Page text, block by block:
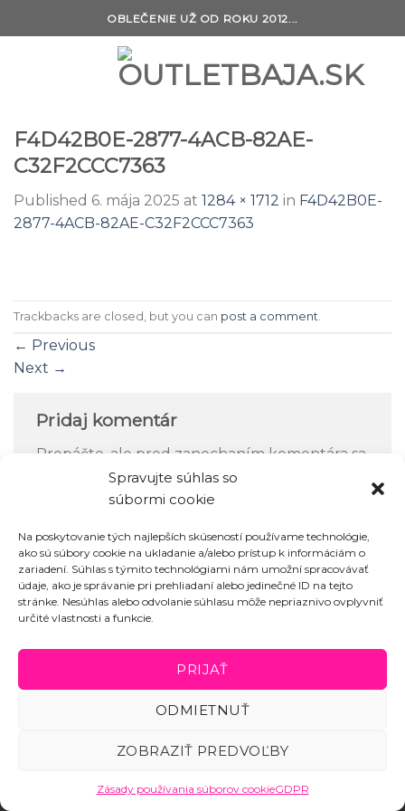
Spravujte súhlas so
súbormi cookie
Na poskytovanie tých najlepších skúseností používame technológie,
ako sú súbory cookie na ukladanie a/alebo prístup k informáciám o
zariadení. Súhlas s týmito technológiami nám umožní spracovávať
údaje, ako je správanie pri prehliadaní alebo jedinečné ID na tejto
stránke. Nesúhlas alebo odvolanie súhlasu môže nepriaznivo ovplyvniť
určité vlastnosti a funkcie.
PRIJAŤ
ODMIETNUŤ
ZOBRAZIŤ PREDVOĽBY
Zásady používania súborov cookieGDPR
to
OBLEČENIE UŽ OD ROKU 2012...
F4D42B0E-2877-4ACB-82AE-
C32F2CCC7363
Published 6. mája 2025 at 1284 × 1712 in F4D42B0E-
2877-4ACB-82AE-C32F2CCC7363
Trackbacks are closed, but you can post a comment
← Previous
Next →
Pridaj komentár
Prepáčte, ale pred zanechaním komentára sa
prihlásiť.
OBCHODNÉ PODMIENKY BLOG KONTAKT
GDPR
REKLAMAČNÝ FORMULÁR
ZÁSADY POUŽÍVANIA SÚBOROV COOKIE (EÚ)